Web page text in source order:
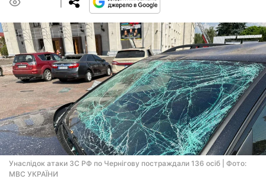
Унаслідок атаки ЗС РФ по Чернігову постраждали 136 осіб | Фото:
МВС УКРАЇНИ